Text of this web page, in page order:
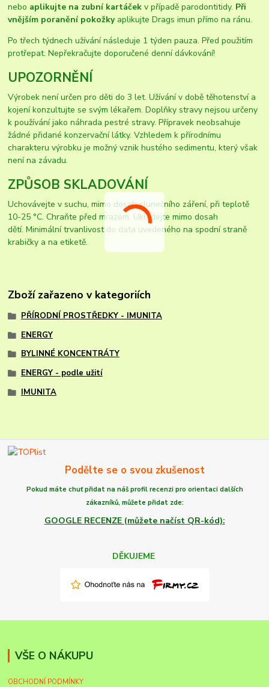
nebo aplikujte na zubní kartáček v případě parodontitidy. Při
vnějším poranění pokožkyaplikujte Drags imun přímo na ránu.
Po třech týdnech užívání následuje 1 týden pauza. Před použitím
protřepat. Nepřekračujte doporučené denní dávkování!
UPOZORNĚNÍ
Výrobek není určen pro děti do 3 let. Užívání v době těhotenství a
kojení konzultujte se svým lékařem. Doplňky stravy nejsou určeny
k používání jako náhrada pestré stravy. Přípravek neobsahuje
žádné přidané konzervační látky. Vzhledem k přírodnímu
charakteru výrobku je možný vznik hustého sedimentu, který však
není na závadu.
ZPŮSOB SKLADOVÁNÍ
Uchovávejte v suchu, mimo dosah slunečního záření, při teplotě
10-25 °C. Chraňte před mrazem. Ukládejte mimo dosah
dětí. Minimální trvanlivost do data uvedeného na spodní straně
krabičky a na etiketě.
Zboží zařazeno v kategoriích
PŘÍRODNÍ PROSTŘEDKY - IMUNITA
ENERGY
BYLINNÉ KONCENTRÁTY
ENERGY - podle užití
IMUNITA
Podělte se o svou zkušenost
Pokud máte chuťpřidat na náš profil recenzi pro orientaci dalších
zákazníků, můžete přidat zde:
GOOGLE RECENZE (můžete načíst QR-kód):
DĚKUJEME
VŠE O NÁKUPU
OBCHODNÍ PODMÍNKY